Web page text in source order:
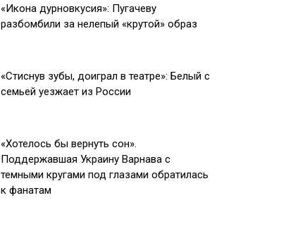
«Икона дурновкусия»: Пугачеву
разбомбили за нелепый «крутой» образ
«Стиснув зубы, доиграл в театре»: Белый с
семьей уезжает из России
«Хотелось бы вернуть сон».
Поддержавшая Украину Варнава с
темными кругами под глазами обратилась
к фанатам